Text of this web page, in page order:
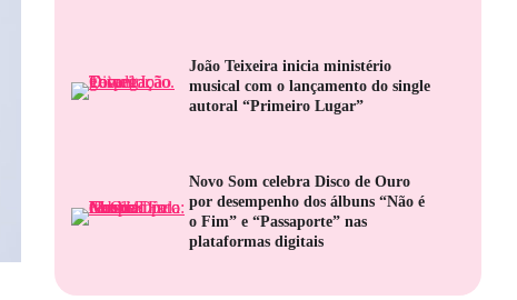
João Teixeira inicia ministério
musical com o lançamento do single
autoral “Primeiro Lugar”
Novo Som celebra Disco de Ouro
por desempenho dos álbuns “Não é
o Fim” e “Passaporte” nas
plataformas digitais